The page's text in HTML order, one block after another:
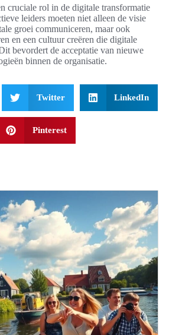
cruciale rol in de digitale transformatie
leiders moeten niet alleen de visie
groei communiceren, maar ook
en een cultuur creëren die digitale
bevordert de acceptatie van nieuwe
binnen de organisatie.
Twitter LinkedIn
Pinterest